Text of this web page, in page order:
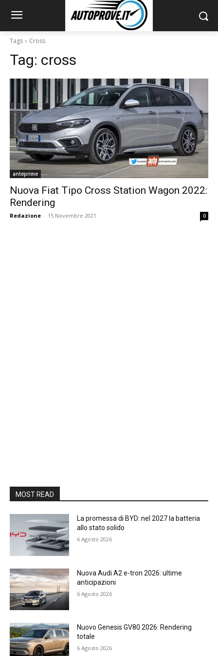
Tags Cross
Tag: cross
anteprime
Nuova Fiat Tipo Cross Station Wagon 2022:
Rendering
Redazione - 15 Novembre 2021 0
MOST READ
La promessa di BYD: nel 2027 la batteria
allo stato solido
6 Agosto 2026
Nuova Audi A2 e-tron 2026: ultime
anticipazioni
6 Agosto 2026
Nuovo Genesis GV80 2026: Rendering
totale
6 Agosto 2026